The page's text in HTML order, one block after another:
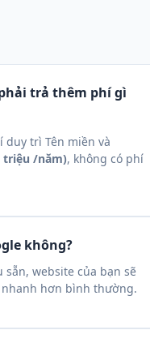
trả thêm phí gì
duy trì Tên miền và
triệu /năm), không có phí
không?
sẵn, website của bạn sẽ
hơn bình thường.